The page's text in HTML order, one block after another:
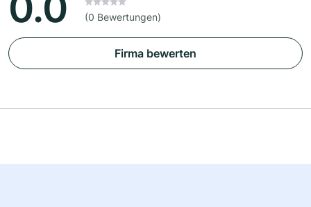
(0 Bewertungen)
Firma bewerten